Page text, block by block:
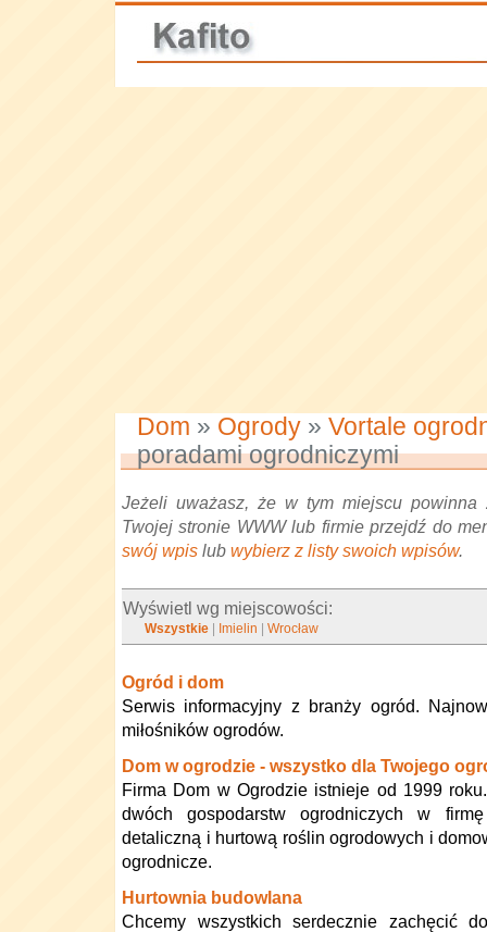
Dom » Ogrody » Vortale
poradami ogrodniczymi
Jeżeli uważasz, że w tym miejscu powinna
Twojej stronie WWW lub firmie przejdź do
swój wpis lub wybierz z listy swoich wpisów.
Wyświetl wg miejscowości:
Wszystkie Imielin |Wrocław
Ogród i dom
Serwis informacyjny z branży ogród.
miłośników ogrodów.
Dom w ogrodzie - wszystko dla Twojego
Firma Dom w Ogrodzie istnieje od 1999
dwóch gospodarstw ogrodniczych w
detaliczną i hurtową roślin ogrodowych i
ogrodnicze.
Hurtownia budowlana
Chcemy wszystkich serdecznie zachęcić